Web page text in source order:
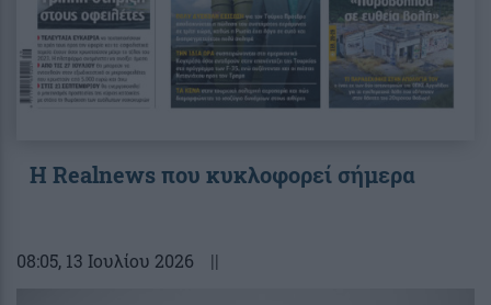
Η Realnews που κυκλοφορεί σήμερα
08:05, 13 Ιουλίου 2026 ||